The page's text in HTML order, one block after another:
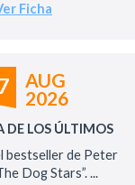
Ficha
AUG
2026
DE LOS ÚLTIMOS
bestseller de Peter
Dog Stars”. ...